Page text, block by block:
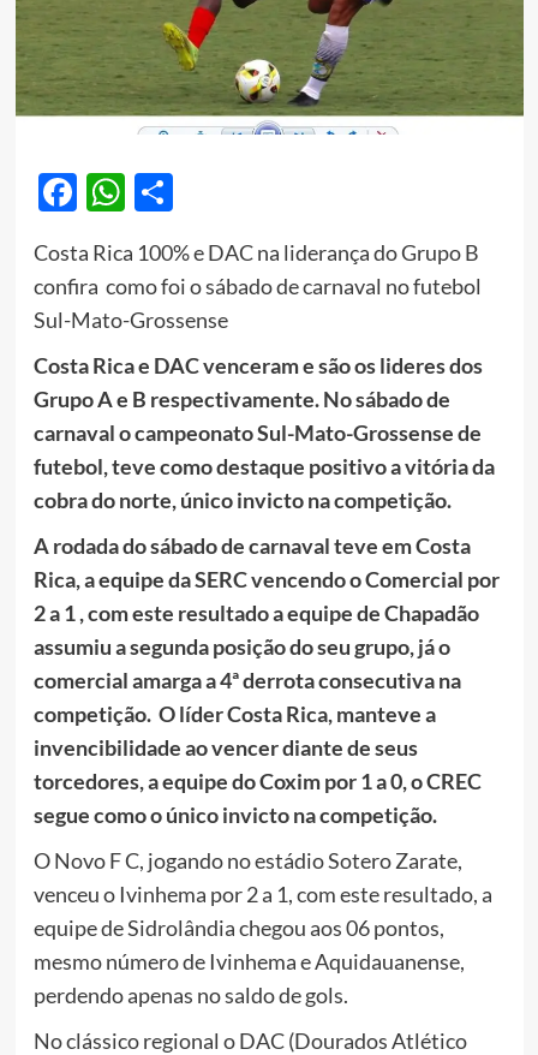
Facebook
WhatsApp
Share
Costa Rica 100% e DAC na liderança do Grupo B
confira como foi o sábado de carnaval no futebol
Sul-Mato-Grossense
Costa Rica e DAC venceram e são os lideres dos
Grupo A e B respectivamente. No sábado de
carnaval o campeonato Sul-Mato-Grossense de
futebol, teve como destaque positivo a vitória da
cobra do norte, único invicto na competição.
A rodada do sábado de carnaval teve em Costa
Rica, a equipe da SERC vencendo o Comercial por
2 a 1 , com este resultado a equipe de Chapadão
assumiu a segunda posição do seu grupo, já o
comercial amarga a 4ª derrota consecutiva na
competição. O líder Costa Rica, manteve a
invencibilidade ao vencer diante de seus
torcedores, a equipe do Coxim por 1 a 0, o CREC
segue como o único invicto na competição.
O Novo F C, jogando no estádio Sotero Zarate,
venceu o Ivinhema por 2 a 1, com este resultado, a
equipe de Sidrolândia chegou aos 06 pontos,
mesmo número de Ivinhema e Aquidauanense,
perdendo apenas no saldo de gols.
No clássico regional o DAC (Dourados Atlético